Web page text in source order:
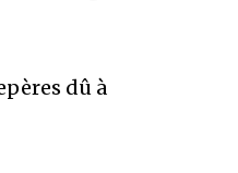
dû à